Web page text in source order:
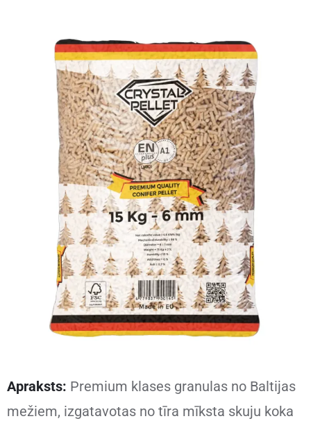
Apraksts: Premium klases granulas no Baltijas
mežiem, izgatavotas no tīra mīksta skuju koka